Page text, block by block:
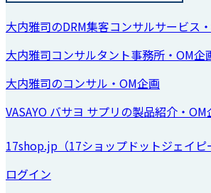
大内雅司のDRM集客コンサルサービス
大内雅司コンサルタント事務所・OM企
大内雅司のコンサル・OM企画
VASAYO バサヨ サプリの製品紹介・OM
17shop.jp（17ショップドットジェイピ
ログイン